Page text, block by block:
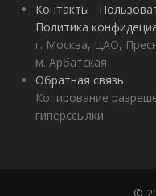
Контакты
Политика
г. Москва, ЦАО,
м. Арбатская
Обратная связь
Копирование
гиперссылки.